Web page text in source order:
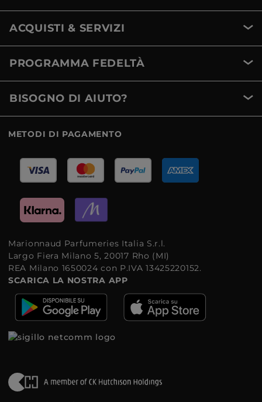
ACQUISTI & SERVIZI
PROGRAMMA FEDELTÀ
BISOGNO DI AIUTO?
METODI DI PAGAMENTO
Marionnaud Parfumeries Italia S.r.l.
Largo Fiera Milano 5, 20017 Rho (MI)
REA Milano 1650024 con P.IVA 13425220152.
SCARICA LA NOSTRA APP